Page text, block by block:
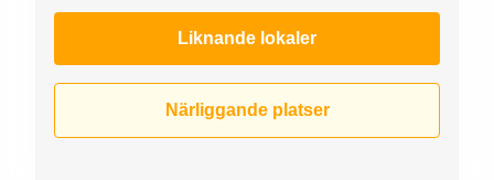
Liknande lokaler
Närliggande platser